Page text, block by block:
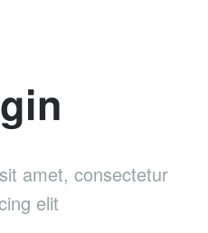
amet, consectetur
elit